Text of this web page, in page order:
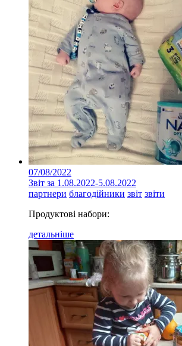
07/08/2022
Звіт за 1.08.2022-5.08.2022
партнери благодійники звіт звіти
Продуктові набори:
детальніше